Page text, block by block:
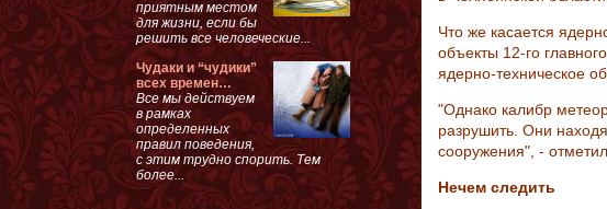
Что же касается
объекты 12-го
ядерно-техническое
"Однако калибр
разрушить. Они
сооружения", -
Нечем следить
приятным местом
для жизни, если бы
решить все человеческие...
Чудаки и “чудики”
всех времен…
Все мы действуем
в рамках
определенных
правил поведения,
с этим трудно спорить. Тем
более...